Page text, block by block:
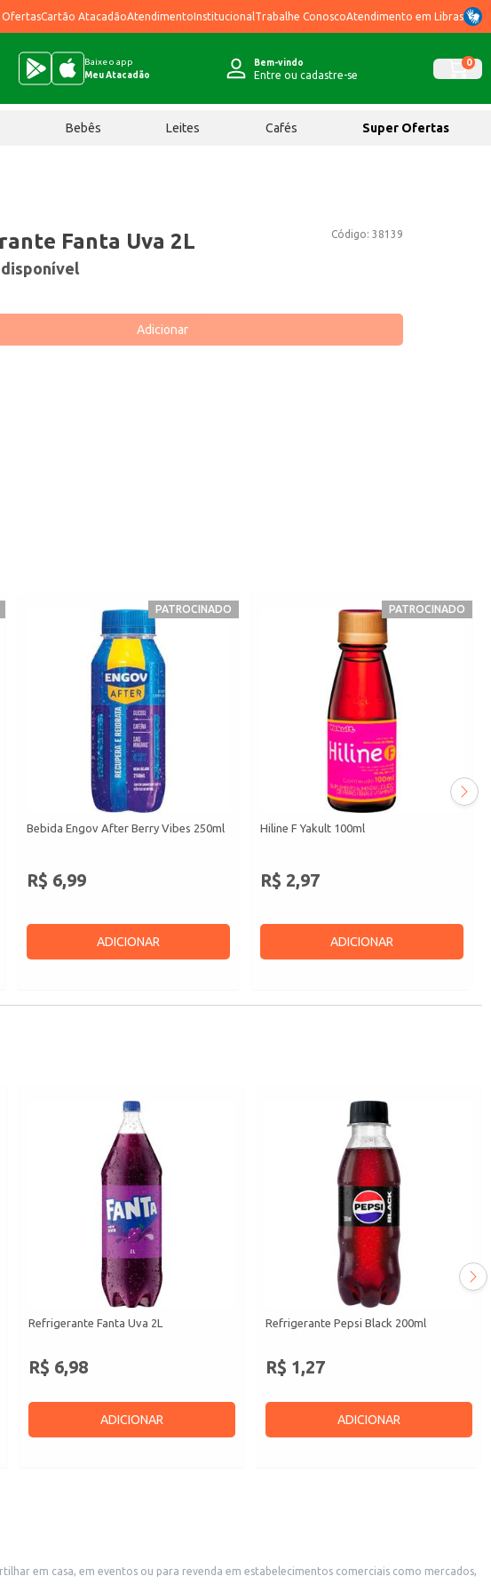
OfertasCartão AtacadãoAtendimentoInstitucional Trabalhe ConoscoAtendimento em Libras
Baixe o app
Meu Atacadão
Bem-vindo
Entre ou cadastre-se
0
Bebês Leites Cafés Super Ofertas
Código: 38139
Fanta Uva 2L
Adicionar
PATROCINADO
Bebida Engov After Berry Vibes 250ml
R$ 6,99
ADICIONAR
PATROCINADO
Hiline F Yakult 100ml
R$ 2,97
ADICIONAR
Refrigerante Fanta Uva 2L
R$ 6,98
ADICIONAR
Refrigerante Pepsi Black 200ml
R$ 1,27
ADICIONAR
em casa, em eventos ou para revenda em estabelecimentos comerciais como mercados,